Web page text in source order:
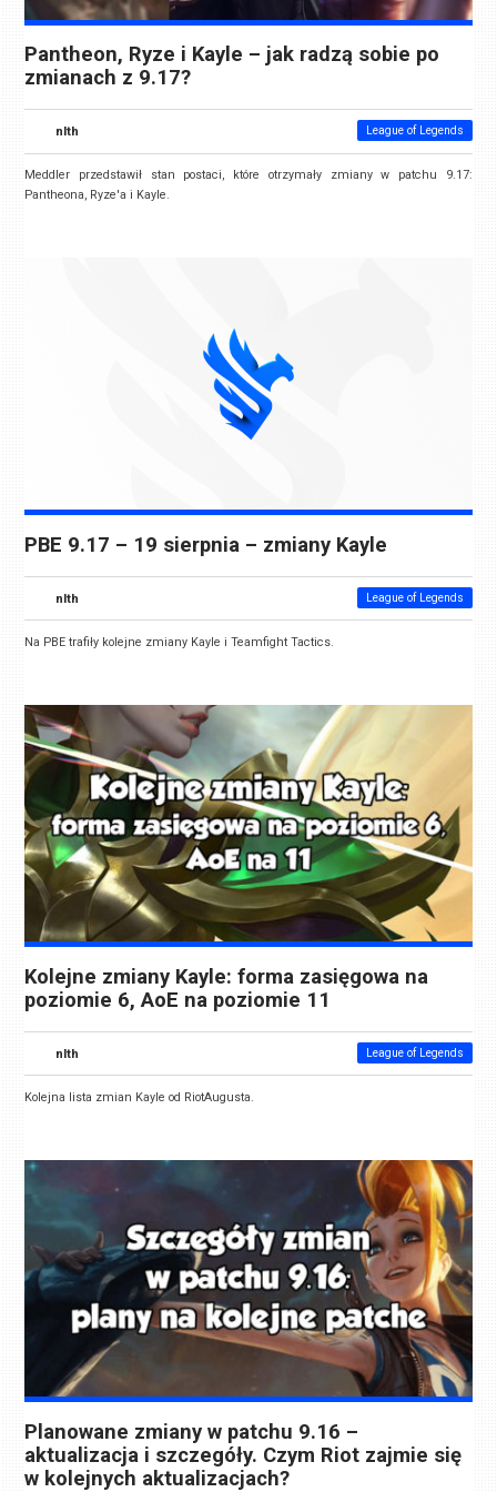
Pantheon, Ryze i Kayle – jak radzą sobie po
zmianach z 9.17?
nlth League of Legends
Meddler przedstawił stan postaci, które otrzymały zmiany w patchu 9.17:
Pantheona, Ryze'a i Kayle.
PBE 9.17 – 19 sierpnia – zmiany Kayle
nlth League of Legends
Na PBE trafiły kolejne zmiany Kayle i Teamfight Tactics.
Kolejne zmiany Kayle: forma zasięgowa na
poziomie 6, AoE na poziomie 11
nlth League of Legends
Kolejna lista zmian Kayle od RiotAugusta.
Planowane zmiany w patchu 9.16 –
aktualizacja i szczegóły. Czym Riot zajmie się
w kolejnych aktualizacjach?